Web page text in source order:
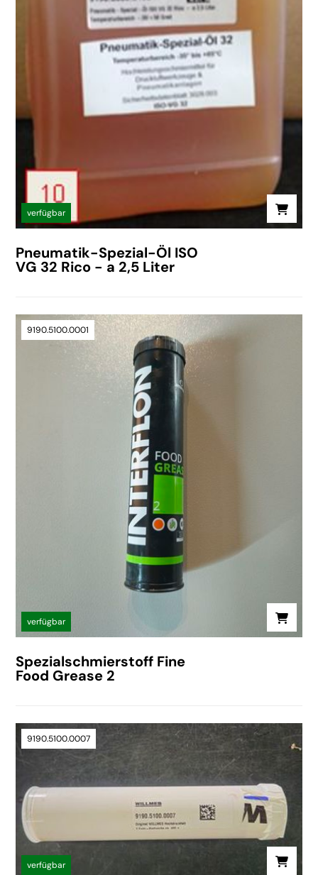
verfügbar
Pneumatik-Spezial-Öl ISO
VG 32 Rico - a 2,5 Liter
9190.5100.0001
verfügbar
Spezialschmierstoff Fine
Food Grease 2
9190.5100.0007
verfügbar